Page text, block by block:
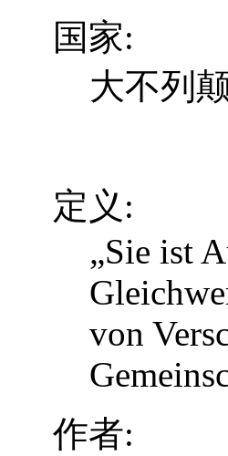
国家:
大不列
定义:
„Sie ist
von
作者: